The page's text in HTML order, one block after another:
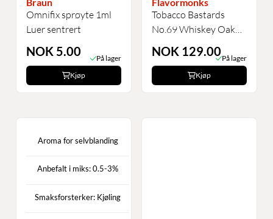
Braun
Omnifix sprøyte 1ml
Luer sentrert
NOK 5.00
På lager
Kjøp
Flavormonks
Tobacco Bastards
No.69 Whiskey Oak
Konsentrat ...
NOK 129.00 På lager
Kjøp
Aroma for selvblanding
Anbefalt i miks: 0.5-3%
Smaksforsterker: Kjøling